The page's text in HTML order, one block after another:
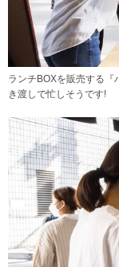
ランチBOXを販売する『
き渡しで忙しそうです!